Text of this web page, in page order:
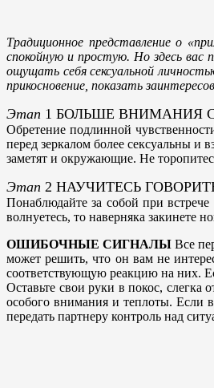
Традиционное представление о
спокойную и простую. Но здесь вас
ощущать себя сексуальной
прикосновение, показать
Этап 1 БОЛЬШЕ ВНИМАНИЯ
Обретение подлинной
перед зеркалом более сексуальны и
заметят и окружающие. Не
Этап 2 НАУЧИТЕСЬ
Понаблюдайте за собой при
волнуетесь, то наверняка закинете
ОШИБОЧНЫЕ СИГНАЛЫ Все
может решить, что он вам не
соответствующую реакцию на них.
Оставьте свои руки в покос,
особого внимания и теплоты. Если
передать партнеру контроль над